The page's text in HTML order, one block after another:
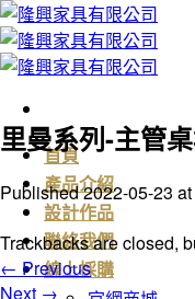
Skip
to
content
首頁
產品介紹
設計作品
聯絡我們
線上採購
里曼系列-主管
Published2022-05-23 at
Trackbacks are closed,
← Previous
Next →